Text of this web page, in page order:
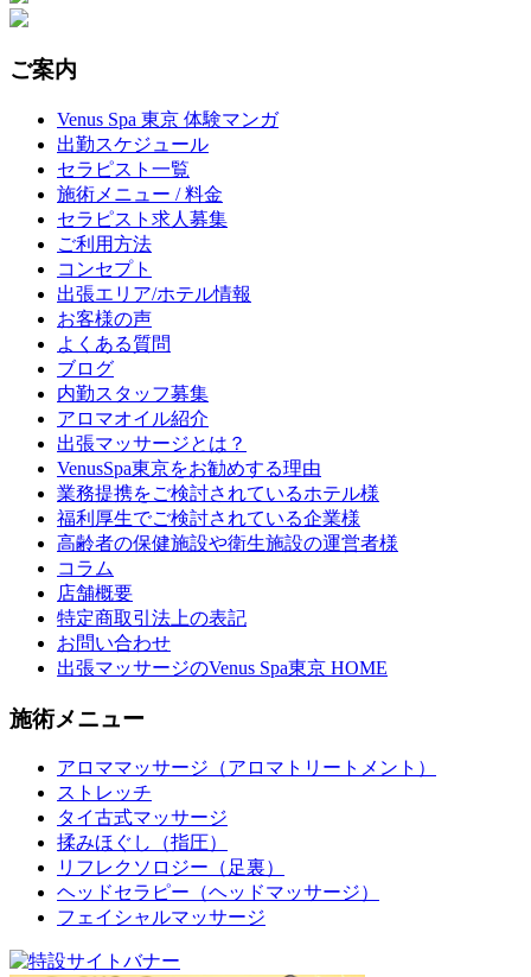
ご案内
Venus Spa 東京 体験マンガ
出勤スケジュール
セラピスト一覧
施術メニュー / 料金
セラピスト求人募集
ご利用方法
コンセプト
出張エリア/ホテル情報
お客様の声
よくある質問
ブログ
内勤スタッフ募集
アロマオイル紹介
出張マッサージとは？
VenusSpa東京をお勧めする理由
業務提携をご検討されているホテル様
福利厚生でご検討されている企業様
高齢者の保健施設や衛生施設の運営者様
コラム
店舗概要
特定商取引法上の表記
お問い合わせ
出張マッサージのVenus Spa東京 HOME
施術メニュー
アロママッサージ（アロマトリートメント）
ストレッチ
タイ古式マッサージ
揉みほぐし（指圧）
リフレクソロジー（足裏）
ヘッドセラピー（ヘッドマッサージ）
フェイシャルマッサージ